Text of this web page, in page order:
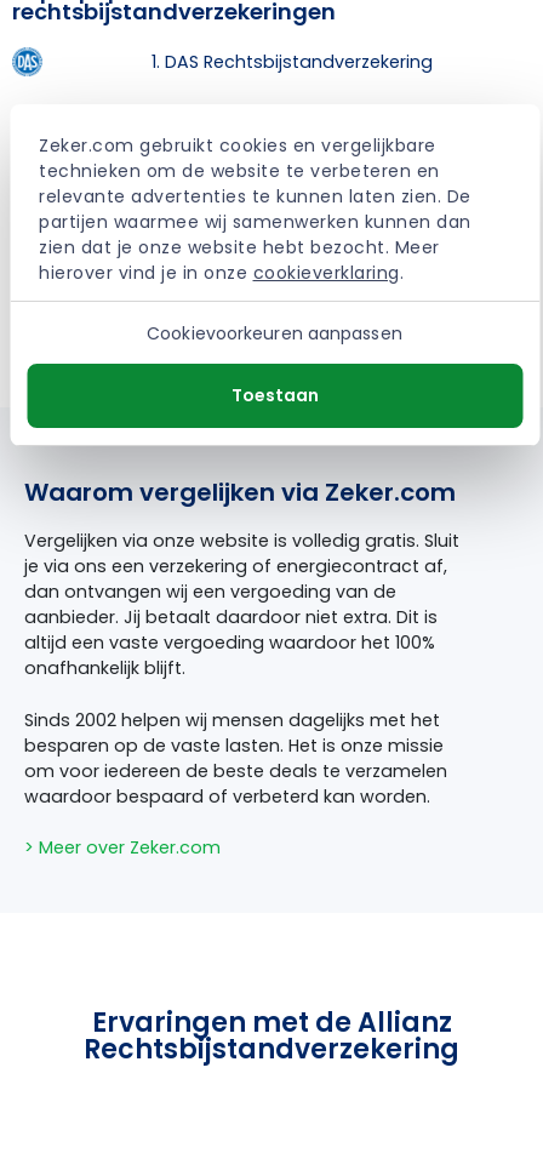
Zeker.com gebruikt cookies en vergelijkbare
technieken om de website te verbeteren en
relevante advertenties te kunnen laten zien. De
partijen waarmee wij samenwerken kunnen dan
zien dat je onze website hebt bezocht. Meer
hierover vind je in onze cookieverklaring.
Cookievoorkeuren aanpassen
Toestaan
rechtsbijstandverzekeringen
1. DAS Rechtsbijstandverzekering
3. Univé Rechtsbijstandverzekering
4. InShared Rechtsbijstandverzekering
5. Anker Rechtsbijstandverzekering
Waarom vergelijken via Zeker.com
Vergelijken via onze website is volledig gratis. Sluit
je via ons een verzekering of energiecontract af,
dan ontvangen wij een vergoeding van de
aanbieder. Jij betaalt daardoor niet extra. Dit is
altijd een vaste vergoeding waardoor het 100%
onafhankelijk blijft.
Sinds 2002 helpen wij mensen dagelijks met het
besparen op de vaste lasten. Het is onze missie
om voor iedereen de beste deals te verzamelen
waardoor bespaard of verbeterd kan worden.
> Meer over Zeker.com
Ervaringen met de Allianz
Rechtsbijstandverzekering